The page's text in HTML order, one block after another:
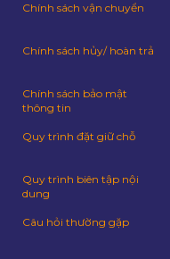
Chính sách vận chuyển
Chính sách hủy/ hoàn trả
Chính sách bảo mật
thông tin
Quy trình đặt giữ chỗ
Quy trình biên tập nội
dung
Câu hỏi thường gặp